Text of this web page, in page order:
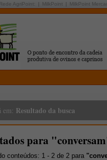
Rede AgriPoint: MilkPoint MilkPoint
em: Resultado da busca
para
conteúdos: 1 - 2 de 2 para